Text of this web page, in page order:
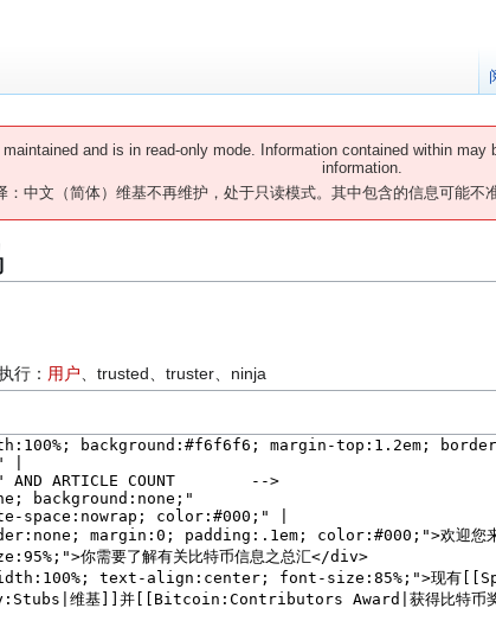
and is in read-only mode. Information contained within
information.
：中文（简体）维基不再维护，处于只读模式。其中包含的信息可能不
行： 用户、​trusted、​truster、​ninja